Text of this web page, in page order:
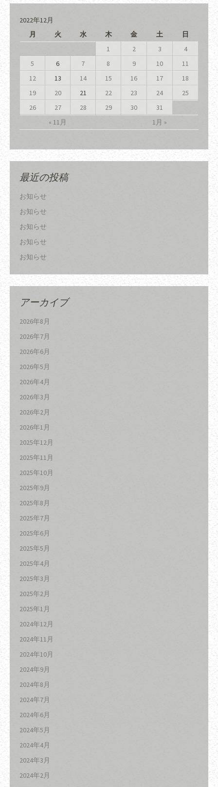
2022年12月
月
火 水 木 金 土 日
« 11月 1月 »
1 2 3
4
5
6 7 8 9 10
11
12
13 14 15 16 17
18
19
20 21 22 23 24
25
26
27 28 29 30 31
最近の投稿
お知らせ
お知らせ
お知らせ
お知らせ
お知らせ
アーカイブ
2026年8月
2026年7月
2026年6月
2026年5月
2026年4月
2026年3月
2026年2月
2026年1月
2025年12月
2025年11月
2025年10月
2025年9月
2025年8月
2025年7月
2025年6月
2025年5月
2025年4月
2025年3月
2025年2月
2025年1月
2024年12月
2024年11月
2024年10月
2024年9月
2024年8月
2024年7月
2024年6月
2024年5月
2024年4月
2024年3月
2024年2月